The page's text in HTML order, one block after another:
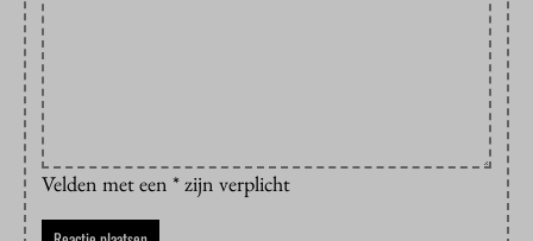
Velden met een * zijn verplicht